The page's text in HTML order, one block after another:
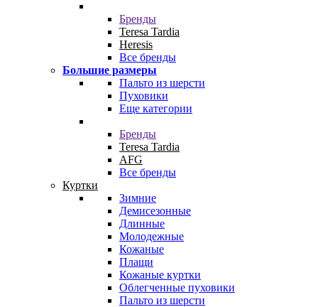
Бренды
Teresa Tardia
Heresis
Все бренды
Большие размеры
Пальто из шерсти
Пуховики
Еще категории
Бренды
Teresa Tardia
AFG
Все бренды
Куртки
Зимние
Демисезонные
Длинные
Молодежные
Кожаные
Плащи
Кожаные куртки
Облегченные пуховики
Пальто из шерсти